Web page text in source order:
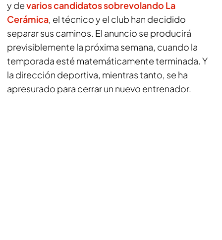
y devarios candidatos sobrevolando La
Cerámica, el técnico y el club han decidido
separar sus caminos. El anuncio se producirá
previsiblemente la próxima semana, cuando la
temporada esté matemáticamente terminada. Y
la dirección deportiva, mientras tanto, se ha
apresurado para cerrar un nuevo entrenador.